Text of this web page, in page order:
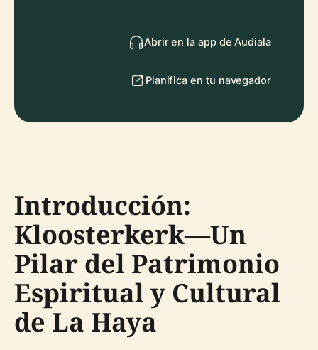
Abrir en la app de Audiala
Planifica en tu navegador
Introducción:
Kloosterkerk—Un
Pilar del Patrimonio
Espiritual y Cultural
de La Haya